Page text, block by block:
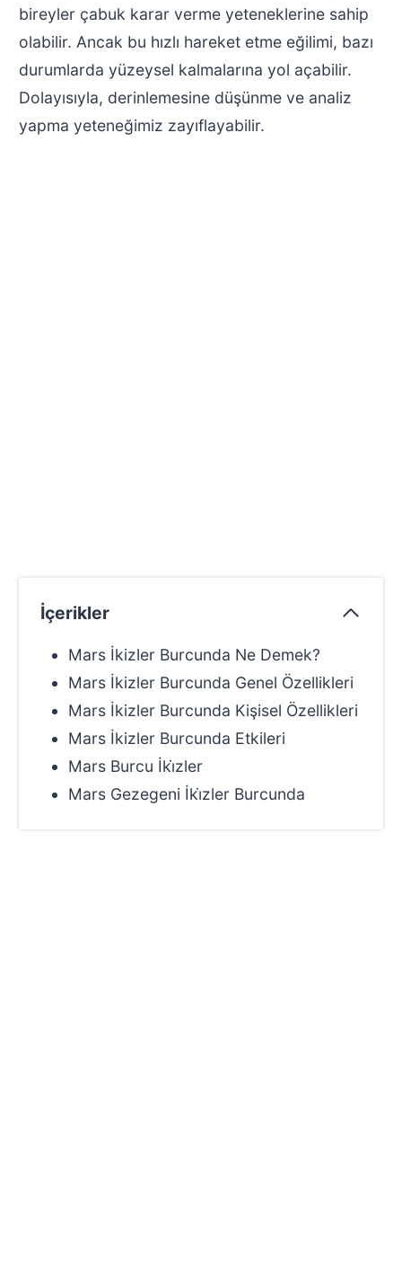
bireyler çabuk karar verme yeteneklerine sahip
olabilir. Ancak bu hızlı hareket etme eğilimi, bazı
durumlarda yüzeysel kalmalarına yol açabilir.
Dolayısıyla, derinlemesine düşünme ve analiz
yapma yeteneğimiz zayıflayabilir.
İçerikler
Mars İkizler Burcunda Ne Demek?
Mars İkizler Burcunda Genel Özellikleri
Mars İkizler Burcunda Kişisel Özellikleri
Mars İkizler Burcunda Etkileri
Mars Burcu İki̇zler
Mars Gezegeni İki̇zler Burcunda